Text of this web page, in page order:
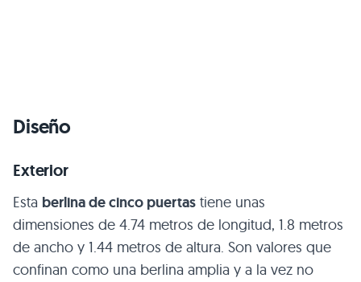
Diseño
Exterior
Esta berlina de cinco puertas tiene unas
dimensiones de 4.74 metros de longitud, 1.8 metros
de ancho y 1.44 metros de altura. Son valores que
confinan como una berlina amplia y a la vez no